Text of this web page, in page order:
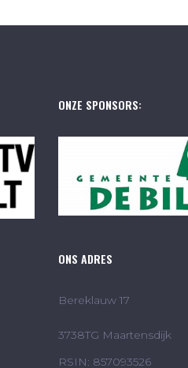
ONZE SPONSORS:
ONS ADRES
Bereklauw 17
3738TG Maartensdijk
RSIN: 857093526